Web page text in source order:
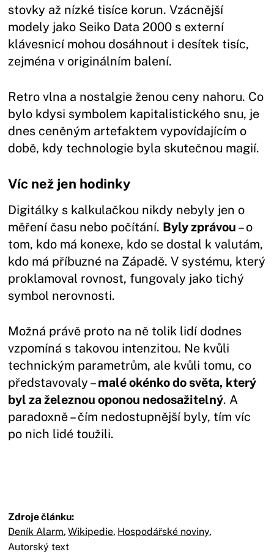
stovky až nízké tisíce korun. Vzácnější
modely jako Seiko Data 2000 s externí
klávesnicí mohou dosáhnout i desítek tisíc,
zejména v originálním balení.
Retro vlna a nostalgie ženou ceny nahoru. Co
bylo kdysi symbolem kapitalistického snu, je
dnes ceněným artefaktem vypovídajícím o
době, kdy technologie byla skutečnou magií.
Víc než jen hodinky
Digitálky s kalkulačkou nikdy nebyly jen o
měření času nebo počítání. Byly zprávou – o
tom, kdo má konexe, kdo se dostal k valutám,
kdo má příbuzné na Západě. V systému, který
proklamoval rovnost, fungovaly jako tichý
symbol nerovnosti.
Možná právě proto na ně tolik lidí dodnes
vzpomíná s takovou intenzitou. Ne kvůli
technickým parametrům, ale kvůli tomu, co
představovaly –malé okénko do světa, který
byl za železnou oponou nedosažitelný. A
paradoxně – čím nedostupnější byly, tím víc
po nich lidé toužili.
Zdroje článku:
Deník Alarm, Wikipedie, Hospodářské noviny,
Autorský text